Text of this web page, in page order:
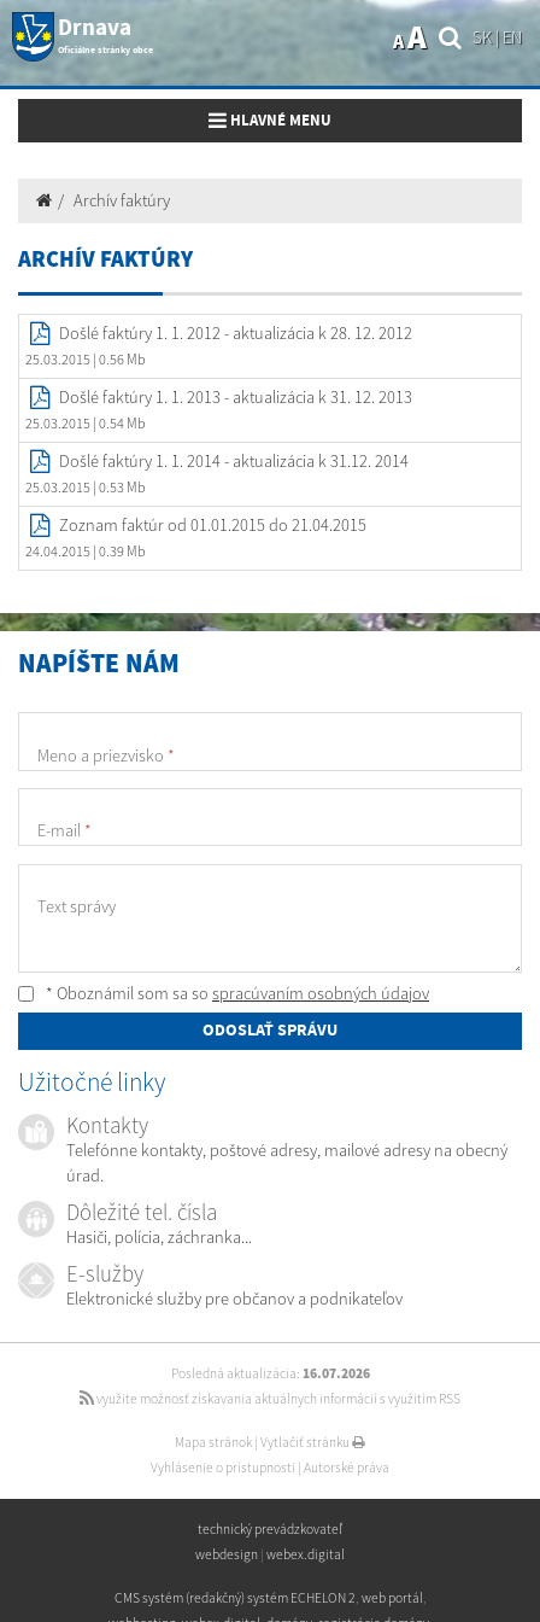
Drnava
Oficiálne stránky obce
SK| EN
AA
Toggle navigation
HLAVNÉ MENU
Archív faktúry
ARCHÍV FAKTÚRY
Došlé faktúry 1. 1. 2012 - aktualizácia k 28. 12. 2012
25.03.2015 | 0.56 Mb
Došlé faktúry 1. 1. 2013 - aktualizácia k 31. 12. 2013
25.03.2015 | 0.54 Mb
Došlé faktúry 1. 1. 2014 - aktualizácia k 31.12. 2014
25.03.2015 | 0.53 Mb
Zoznam faktúr od 01.01.2015 do 21.04.2015
24.04.2015 | 0.39 Mb
NAPÍŠTE NÁM
Meno a priezvisko *
E-mail *
Text správy
* Oboznámil som sa so spracúvaním osobných údajov
ODOSLAŤ SPRÁVU
Užitočné linky
Kontakty
Telefónne kontakty, poštové adresy, mailové adresy na obecný
úrad.
Dôležité tel. čísla
Hasiči, polícia, záchranka...
E-služby
Elektronické služby pre občanov a podnikateľov
Posledná aktualizácia: 16.07.2026
využite možnosť získavania aktuálnych informácií s využitím RSS
Mapa stránok | Vytlačiť stránku
Vyhlásenie o prístupnosti | Autorské práva
technický prevádzkovateľ
webdesign | webex.digital
CMS systém (redakčný) systém ECHELON 2 web portál